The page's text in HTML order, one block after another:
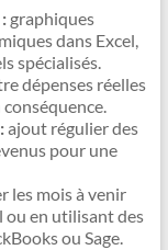
graphiques
dans Excel,
spécialisés.
dépenses réelles
ajout régulier des
pour une
les mois à venir
ou en utilisant des
ou Sage.